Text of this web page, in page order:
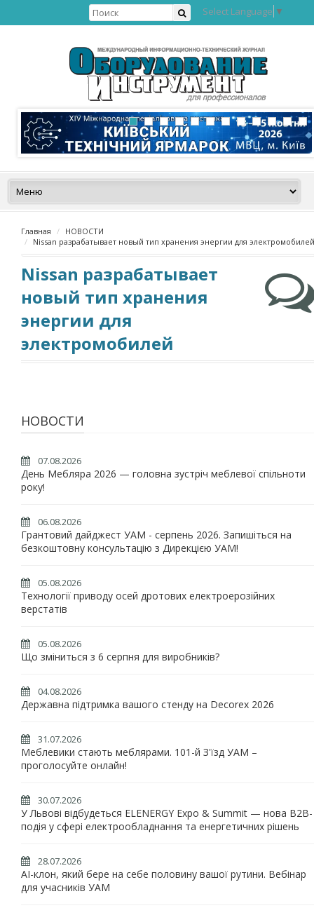
Select Language ▼
Главная
НОВОСТИ
Nissan разрабатывает новый тип хранения энергии для электромобилей
Nissan разрабатывает
новый тип хранения
энергии для
электромобилей
НОВОСТИ
07.08.2026
День Мебляра 2026 — головна зустріч меблевої спільноти
року!
06.08.2026
Грантовий дайджест УАМ - серпень 2026. Запишіться на
безкоштовну консультацію з Дирекцією УАМ!
05.08.2026
Технології приводу осей дротових електроерозійних
верстатів
05.08.2026
Що зміниться з 6 серпня для виробників?
04.08.2026
Державна підтримка вашого стенду на Decorex 2026
31.07.2026
Меблевики стають меблярами. 101-й З'їзд УАМ –
проголосуйте онлайн!
30.07.2026
У Львові відбудеться ELENERGY Expo & Summit — нова B2B-
подія у сфері електрообладнання та енергетичних рішень
28.07.2026
AI-клон, який бере на себе половину вашої рутини. Вебінар
для учасників УАМ